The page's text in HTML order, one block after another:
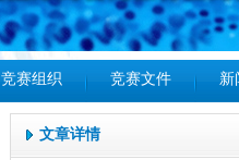
竞赛组织 竞赛文件 新
文章详情